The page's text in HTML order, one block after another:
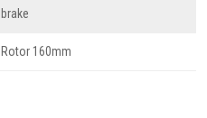
brake
Rotor 160mm